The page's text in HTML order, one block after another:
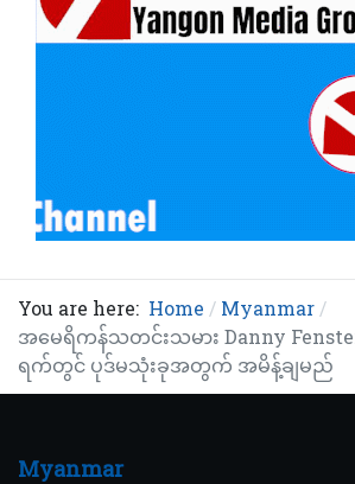
You are here: Home
Myanmar
အမေရိကန်သတင်းသမား Danny
ရက်တွင် ပုဒ်မသုံးခုအတွက် အမိန့်ချမည်
Myanmar